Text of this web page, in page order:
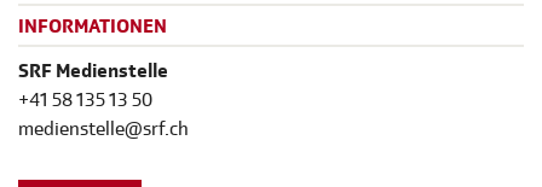
INFORMATIONEN
SRF Medienstelle
+41 58 135 13 50
medienstelle@srf.ch